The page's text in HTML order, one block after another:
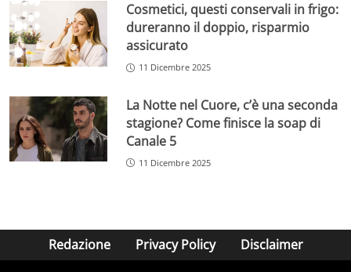
Cosmetici, questi conservali in frigo:
dureranno il doppio, risparmio
assicurato
11 Dicembre 2025
La Notte nel Cuore, c’è una seconda
stagione? Come finisce la soap di
Canale 5
11 Dicembre 2025
Redazione Privacy Policy Disclaimer